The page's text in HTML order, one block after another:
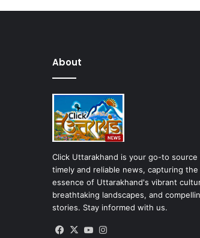
About
Click Uttarakhand is your go-to source
timely and reliable news, capturing the
essence of Uttarakhand's vibrant
breathtaking landscapes, and
stories. Stay informed with us.
Facebook
X YouTube